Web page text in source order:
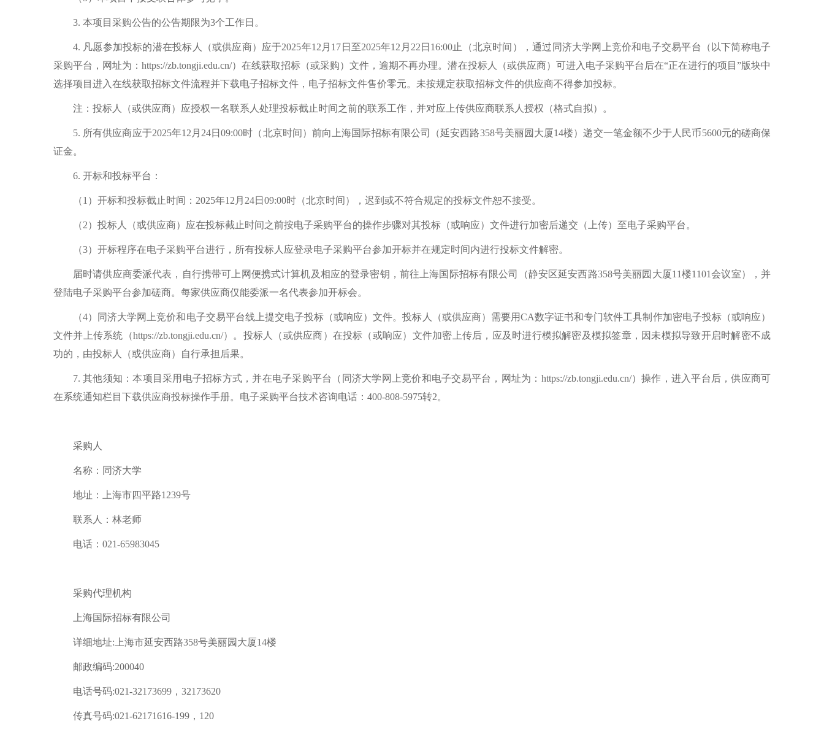
3. 本项目采购公告的公告期限为3个工作日。
4. 凡愿参加投标的潜在投标人（或供应商）应于2025年12月17日至2025年12月22日16:00止（北京时间），通过同济大学网上竞价和电子交易平台（以下简称电子
采购平台，网址为：https://zb.tongji.edu.cn/）在线获取招标（或采购）文件，逾期不再办理。潜在投标人（或供应商）可进入电子采购平台后在“正在进行的项目”版块中
选择项目进入在线获取招标文件流程并下载电子招标文件，电子招标文件售价零元。未按规定获取招标文件的供应商不得参加投标。
注：投标人（或供应商）应授权一名联系人处理投标截止时间之前的联系工作，并对应上传供应商联系人授权（格式自拟）。
5. 所有供应商应于2025年12月24日09:00时（北京时间）前向上海国际招标有限公司（延安西路358号美丽园大厦14楼）递交一笔金额不少于人民币5600元的磋商保
证金。
6. 开标和投标平台：
（1）开标和投标截止时间：2025年12月24日09:00时（北京时间），迟到或不符合规定的投标文件恕不接受。
（2）投标人（或供应商）应在投标截止时间之前按电子采购平台的操作步骤对其投标（或响应）文件进行加密后递交（上传）至电子采购平台。
（3）开标程序在电子采购平台进行，所有投标人应登录电子采购平台参加开标并在规定时间内进行投标文件解密。
届时请供应商委派代表，自行携带可上网便携式计算机及相应的登录密钥，前往上海国际招标有限公司（静安区延安西路358号美丽园大厦11楼1101会议室），并
登陆电子采购平台参加磋商。每家供应商仅能委派一名代表参加开标会。
（4）同济大学网上竞价和电子交易平台线上提交电子投标（或响应）文件。投标人（或供应商）需要用CA数字证书和专门软件工具制作加密电子投标（或响应）
文件并上传系统（https://zb.tongji.edu.cn/）。投标人（或供应商）在投标（或响应）文件加密上传后，应及时进行模拟解密及模拟签章，因未模拟导致开启时解密不成
功的，由投标人（或供应商）自行承担后果。
7. 其他须知：本项目采用电子招标方式，并在电子采购平台（同济大学网上竞价和电子交易平台，网址为：https://zb.tongji.edu.cn/）操作，进入平台后，供应商可
在系统通知栏目下载供应商投标操作手册。电子采购平台技术咨询电话：400-808-5975转2。
采购人
名称：同济大学
地址：上海市四平路1239号
联系人：林老师
电话：021-65983045
采购代理机构
上海国际招标有限公司
详细地址:上海市延安西路358号美丽园大厦14楼
邮政编码:200040
电话号码:021-32173699，32173620
传真号码:021-62171616-199，120